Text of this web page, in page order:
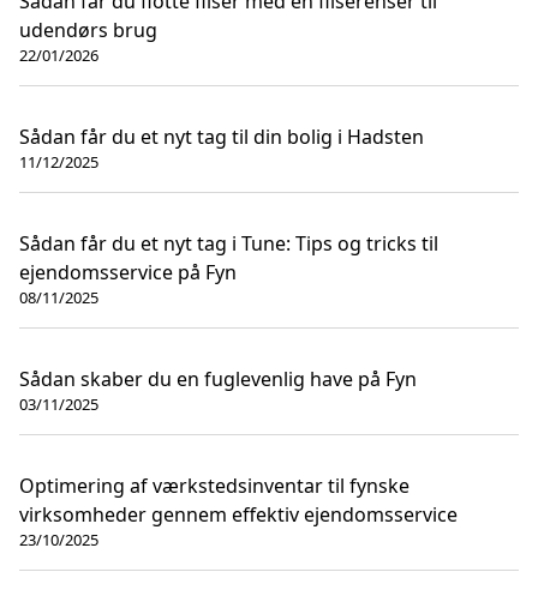
udendørs brug
22/01/2026
Sådan får du et nyt tag til din bolig i Hadsten
11/12/2025
Sådan får du et nyt tag i Tune: Tips og tricks til
ejendomsservice på Fyn
08/11/2025
Sådan skaber du en fuglevenlig have på Fyn
03/11/2025
Optimering af værkstedsinventar til fynske
virksomheder gennem effektiv ejendomsservice
23/10/2025